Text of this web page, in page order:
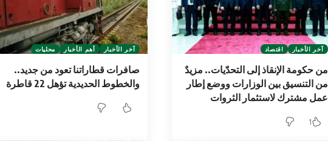
آخر الأخبار اقتصاد
من حكومة الإنقاذ إلى التحدّيات.. مزيدٌ
من التنسيق بين الوزارات ووضع إطار
عمل مشترك لاستثمار الثروات
1
آخر الأخبار أهم الأخبار محليات
صافرات قطاراتنا تعود من جديد..
والخطوط الحديدية تؤهل 22 قاطرة